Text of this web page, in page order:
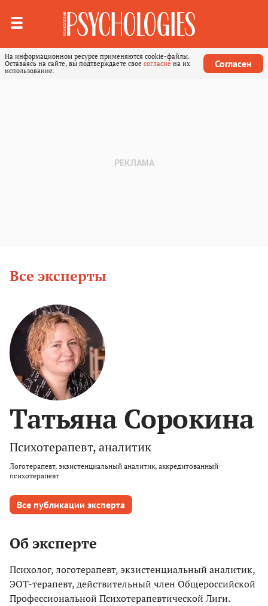
На информационном ресурсе применяются cookie-файлы.
Оставаясь на сайте, вы подтверждаете свое согласие на их
использование.
Согласен
Все эксперты
Татьяна Сорокина
Психотерапевт, аналитик
Логотерапевт, экзистенциальный аналитик, аккредитованный
психотерапевт
Все публикации эксперта
Об эксперте
Психолог, логотерапевт, экзистенциальный аналитик,
ЭОТ-терапевт, действительный член Общероссийской
Профессиональной Психотерапевтической Лиги.